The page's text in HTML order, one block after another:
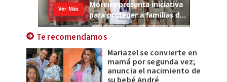
Te recomendamos
Mariazel se convierte en
mamá por segunda vez;
anuncia el nacimiento de